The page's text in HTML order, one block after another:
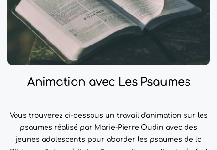
Animation avec Les Psaumes
Vous trouverez ci-dessous un travail d'animation sur les
psaumes réalisé par Marie-Pierre Oudin avec des
jeunes adolescents pour aborder les psaumes de la